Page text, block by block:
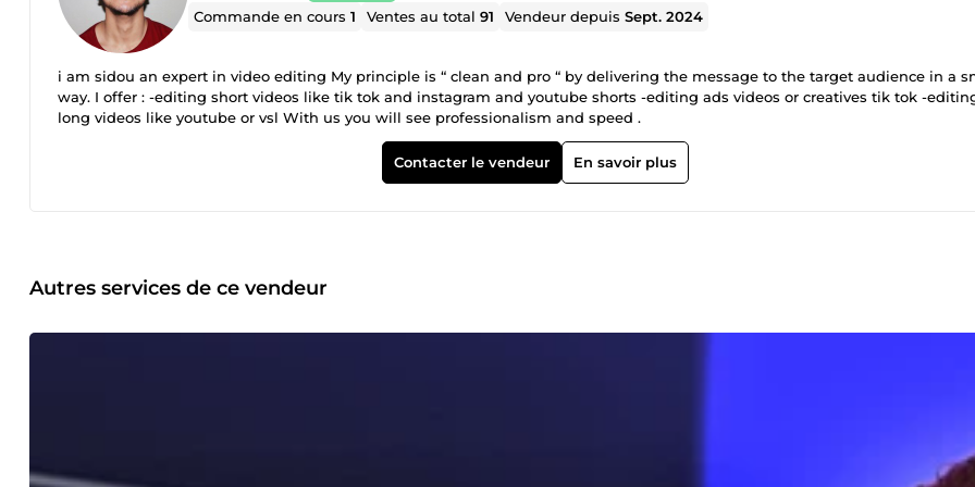
Commande en cours1 Ventes au total91 Vendeur depuisSept. 2024
i am sidou an expert in video editing My principle is “ clean and pro “ by delivering the message to the target audience in a smart
way. I offer : -editing short videos like tik tok and instagram and youtube shorts -editing ads videos or creatives tik tok -
long videos like youtube or vsl With us you will see professionalism and speed .
Contacter le vendeur En savoir plus
Autres services de ce vendeur